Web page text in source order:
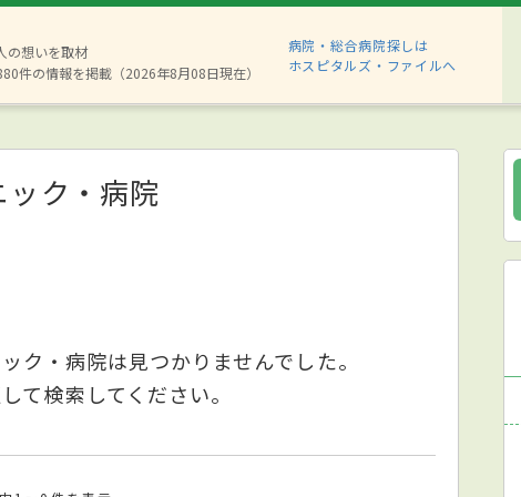
の想いを取材
件の情報を掲載（2026年8月08日現在）
病院・総合病院探しは
ホスピタルズ・ファイルへ
ク・病院
ク・病院は見つかりませんでした。
て検索してください。